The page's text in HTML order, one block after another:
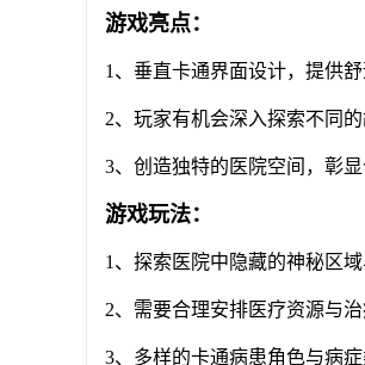
游戏亮点：
1、垂直卡通界面设计，提供
2、玩家有机会深入探索不同
3、创造独特的医院空间，彰显
游戏玩法：
1、探索医院中隐藏的神秘区
2、需要合理安排医疗资源与
3、多样的卡通病患角色与病